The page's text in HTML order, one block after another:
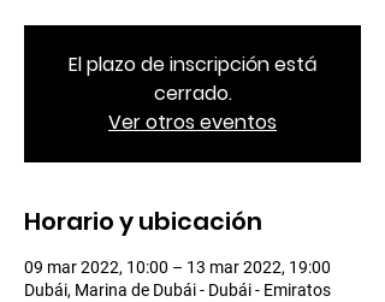
El plazo de inscripción está
cerrado.
Ver otros eventos
Horario y ubicación
09 mar 2022, 10:00 – 13 mar 2022, 19:00
Dubái, Marina de Dubái - Dubái - Emiratos